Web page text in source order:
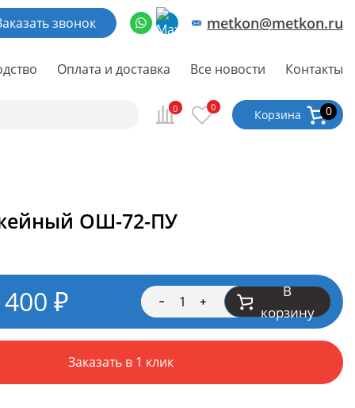
звонок metkon@metkon.ru
Оплата и доставка Все новости Контакты
0 0 Корзина 0
ОШ-72-ПУ
₽
В
корзину
Заказать в 1 клик